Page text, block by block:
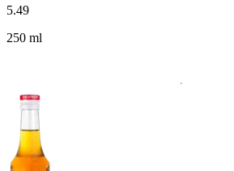
5.49
250 ml